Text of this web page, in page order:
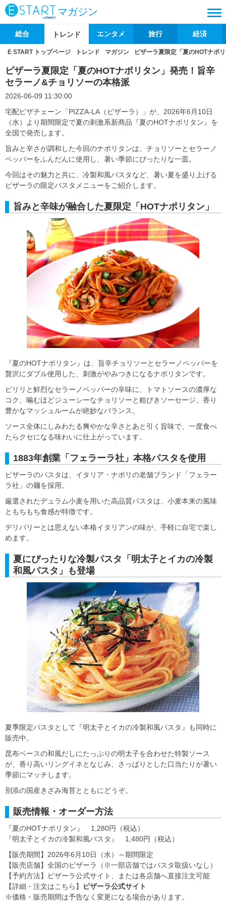
マガジン
総合 トレンド エンタメ 旅行 経済
E START トップページ トレンド マガジン ピザーラ夏限定「夏のHOTナポ
ピザーラ夏限定「夏のHOTナポリタン」発売！旨辛
セラーノ&チョリソーの本格派
2026-06-09 11:30:00
宅配ピザチェーン「PIZZA-LA（ピザーラ）」が、2026年6月10日
（水）より期間限定で夏の刺激系新商品『夏のHOTナポリタン』を
全国で発売します。
旨みと辛さが調和した今回のナポリタンは、チョリソーとセラーノ
ペッパーをふんだんに使用し、暑い季節にぴったりな一皿。
今回はその魅力と共に、冷製和風パスタなど、暑い夏を盛り上げる
ピザーラの限定パスタメニューをご紹介します。
旨みと辛味が融合した夏限定「HOTナポリタン」
『夏のHOTナポリタン』は、旨辛チョリソーとセラーノペッパーを
贅沢にダブル使用した、刺激がやみつきになるナポリタンです。
ピリリと鮮烈なセラーノペッパーの辛味に、トマトソースの濃厚な
コク、噛むほどジューシーなチョリソーと粗びきソーセージ、香り
豊かなマッシュルームが絶妙なバランス。
ソース全体にしみわたる爽やかな辛さとあと引く旨味で、一度食べ
たらクセになる味わいに仕上がっています。
1883年創業「フェラーラ社」本格パスタを使用
ピザーラのパスタは、イタリア・ナポリの老舗ブランド「フェラー
ラ社」の麺を採用。
厳選されたデュラム小麦を用いた高品質パスタは、小麦本来の風味
ともちもち食感が特徴です。
デリバリーとは思えない本格イタリアンの味が、手軽に自宅で楽し
めます。
夏にぴったりな冷製パスタ「明太子とイカの冷製
和風パスタ」も登場
夏季限定パスタとして『明太子とイカの冷製和風パスタ』も同時に
販売中。
昆布ベースの和風だしにたっぷりの明太子を合わせた特製ソース
が、香り高いリングイネとなじみ、さっぱりとした口当たりが暑い
季節にマッチします。
別添の国産きざみ海苔とともにどうぞ。
販売情報・オーダー方法
『夏のHOTナポリタン』 1,280円（税込）
『明太子とイカの冷製和風パスタ』 1,480円（税込）
【販売期間】2026年6月10日（水）～期間限定
【販売店舗】全国のピザーラ（※一部店舗ではパスタ取扱いなし）
【予約方法】ピザーラ公式サイト、または各店舗へ直接注文可能
【詳細・注文はこちら】
ピザーラ公式サイト
※価格・販売期間は予告なく変更になる場合があります。